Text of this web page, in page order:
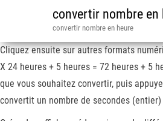
convertir nombre en
convertir nombre en heure
Cliquez ensuite sur autres formats
X 24 heures + 5 heures = 72 heures + 5
que vous souhaitez convertir, puis
convertit un nombre de secondes